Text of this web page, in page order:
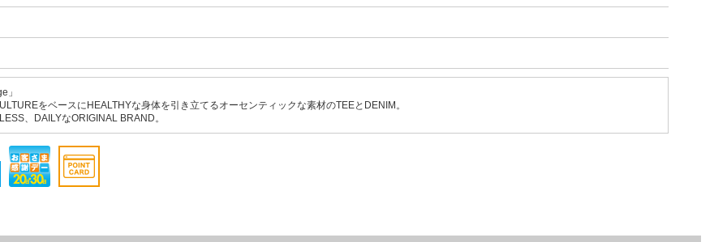
」
をベースにHEALTHYな身体を引き立てるオーセンティックな素材のTEEとDENIM。
、DAILYなORIGINAL BRAND。